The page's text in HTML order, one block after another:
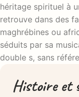
héritage spirituel à
retrouve dans des
maghrébines ou
séduits par sa
double s, sans
Histoire et